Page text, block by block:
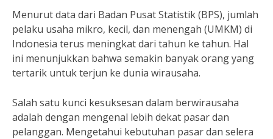
Menurut data dari Badan Pusat Statistik (BPS), jumlah
pelaku usaha mikro, kecil, dan menengah (UMKM) di
Indonesia terus meningkat dari tahun ke tahun. Hal
ini menunjukkan bahwa semakin banyak orang yang
tertarik untuk terjun ke dunia wirausaha.
Salah satu kunci kesuksesan dalam berwirausaha
adalah dengan mengenal lebih dekat pasar dan
pelanggan. Mengetahui kebutuhan pasar dan selera